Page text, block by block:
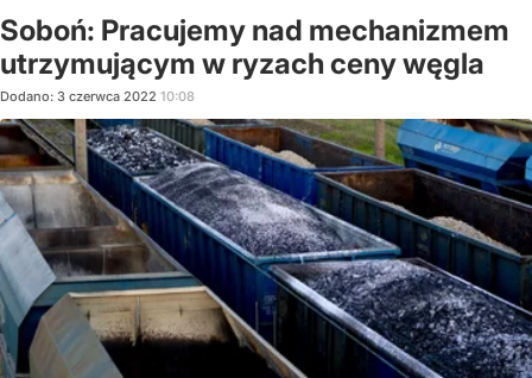
Soboń: Pracujemy nad mechanizmem
utrzymującym w ryzach ceny węgla
Dodano: 3 czerwca 2022 10:08